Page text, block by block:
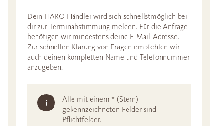
Dein HARO Händler wird sich schnellstmöglich bei
dir zur Terminabstimmung melden. Für die Anfrage
benötigen wir mindestens deine E-Mail-Adresse.
Zur schnellen Klärung von Fragen empfehlen wir
auch deinen kompletten Name und Telefonnummer
anzugeben.
Alle mit einem * (Stern)
gekennzeichneten Felder sind
Pflichtfelder.